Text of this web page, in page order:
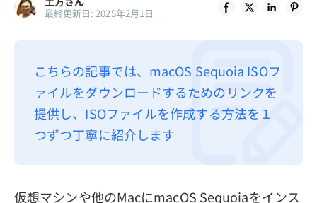
BuhoLaunchpad
利用規約
返金について
最終更新日: 2025年2月1日
こちらの記事では、macOS Sequoia ISOフ
ァイルをダウンロードするためのリンクを
提供し、ISOファイルを作成する方法を１
つずつ丁寧に紹介します
仮想マシンや他のMacにmacOS Sequoiaをインス